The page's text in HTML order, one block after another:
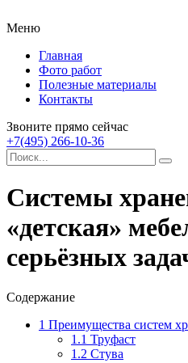
Меню
Главная
Фото работ
Полезные материалы
Контакты
Звоните прямо сейчас
+7(495) 266-10-36
Системы
«детская»
серьёзных
Содержание
1 Преимущества систем
1.1 Труфаст
1.2 Стува